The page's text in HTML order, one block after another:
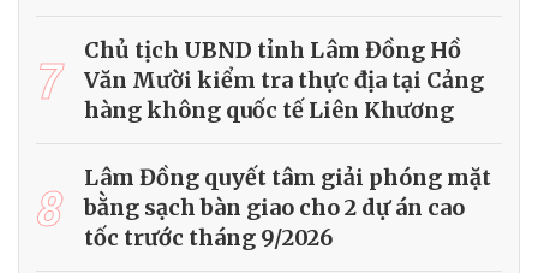
7
Chủ tịch UBND tỉnh Lâm Đồng Hồ
Văn Mười kiểm tra thực địa tại Cảng
hàng không quốc tế Liên Khương
8
Lâm Đồng quyết tâm giải phóng mặt
bằng sạch bàn giao cho 2 dự án cao
tốc trước tháng 9/2026